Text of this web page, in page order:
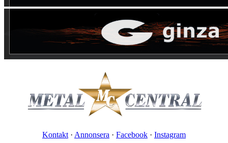
Kontakt · Annonsera · Facebook · Instagram